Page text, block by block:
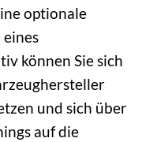
optionale
können Sie sich
und sich über
auf die